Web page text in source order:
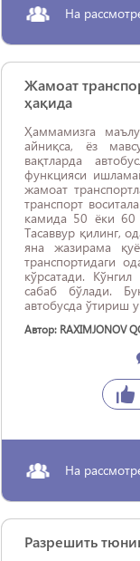
На
Жамоат
ҳақида
Ҳаммамизга
айниқса, ёз
вақтларда
функцияси
жамоат
транспорт
камида 50 ёки 60
Тасаввур қилинг,
яна жазирама
транспортидаги
кўрсатади.
сабаб бўлади.
автобусда ўтириш
Автор: RAXIMJONOV
На
Разрешить